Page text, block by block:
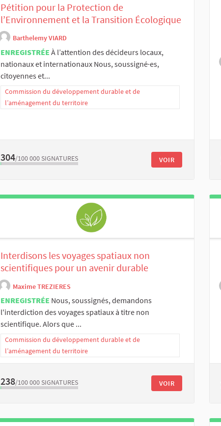
Pétition pour la Protection de
l’Environnement et la Transition Écologique
Barthelemy VIARD
ENREGISTRÉE À l’attention des décideurs locaux,
nationaux et internationaux Nous, soussigné·es,
citoyennes et...
Commission du développement durable et de
l’aménagement du territoire
304/100 000 SIGNATURES VOIR
Interdisons les voyages spatiaux non
scientifiques pour un avenir durable
Maxime TREZIERES
ENREGISTRÉE Nous, soussignés, demandons
l'interdiction des voyages spatiaux à titre non
scientifique. Alors que ...
Commission du développement durable et de
l’aménagement du territoire
238/100 000 SIGNATURES VOIR